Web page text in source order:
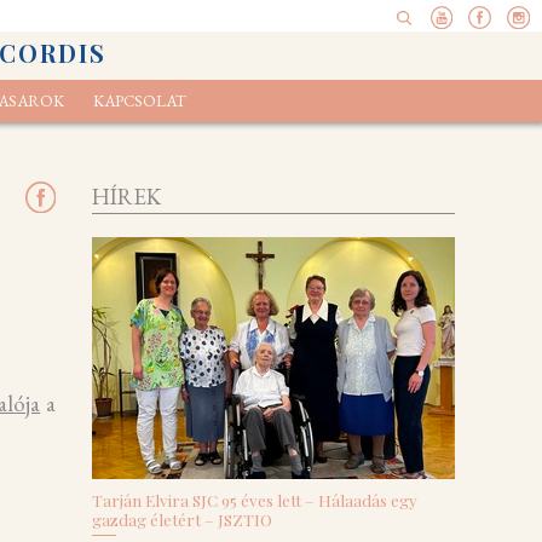
KAPCSOLAT
a
HÍREK
Tarján Elvira SJC 95 éves lett – Hálaadás egy
gazdag életért – JSZTIO